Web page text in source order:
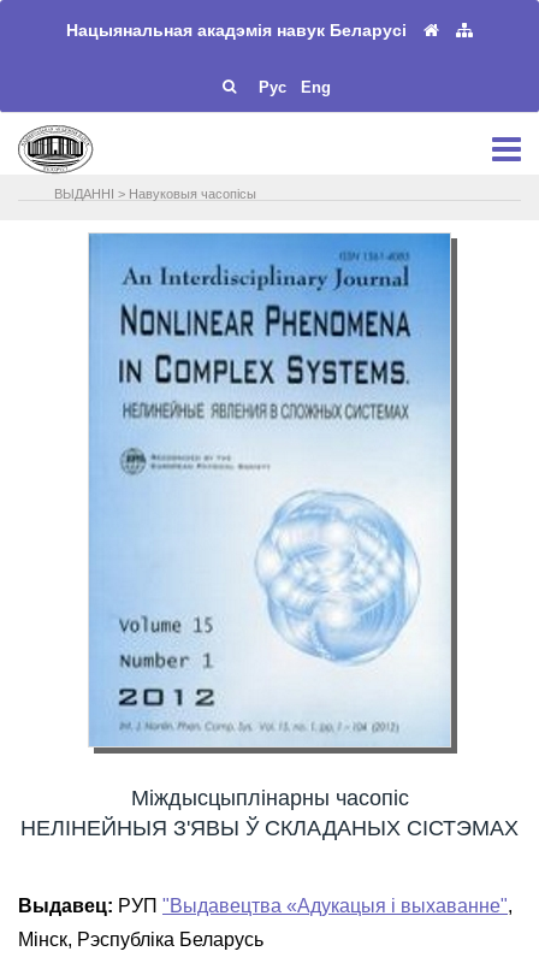
Нацыянальная акадэмія навук Беларусі
Рус Eng
ВЫДАННІ > Навуковыя часопісы
Міждысцыплінарны часопіс
НЕЛІНЕЙНЫЯ З'ЯВЫ Ў СКЛАДАНЫХ СІСТЭМАХ
Выдавец: РУП "Выдавецтва «Адукацыя і выхаванне",
Мінск, Рэспубліка Беларусь